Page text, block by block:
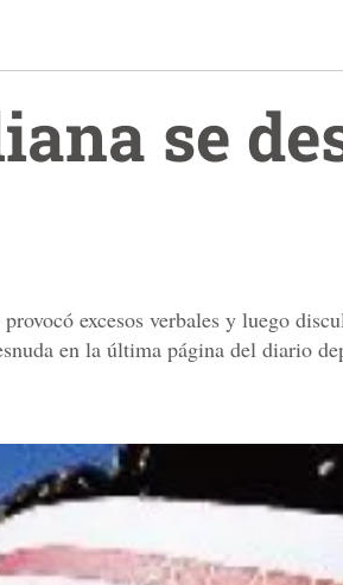
se
excesos verbales y luego
en la última página del diario